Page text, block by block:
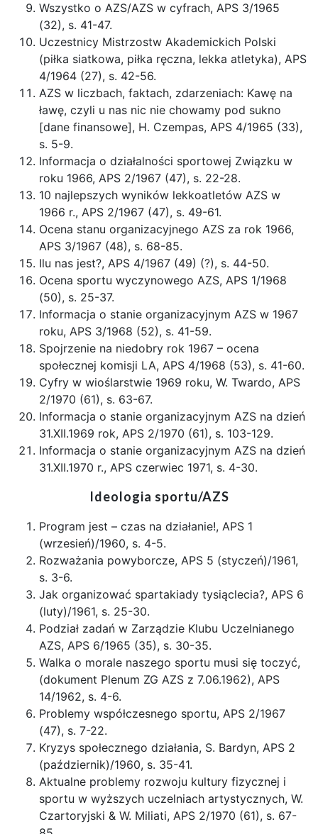
Wszystko o AZS/AZS w cyfrach, APS 3/1965
(32), s. 41-47.
Uczestnicy Mistrzostw Akademickich Polski
(piłka siatkowa, piłka ręczna, lekka atletyka), APS
4/1964 (27), s. 42-56.
AZS w liczbach, faktach, zdarzeniach: Kawę na
ławę, czyli u nas nic nie chowamy pod sukno
[dane finansowe], H. Czempas, APS 4/1965 (33),
s. 5-9.
Informacja o działalności sportowej Związku w
roku 1966, APS 2/1967 (47), s. 22-28.
10 najlepszych wyników lekkoatletów AZS w
1966 r., APS 2/1967 (47), s. 49-61.
Ocena stanu organizacyjnego AZS za rok 1966,
APS 3/1967 (48), s. 68-85.
Ilu nas jest?, APS 4/1967 (49) (?), s. 44-50.
Ocena sportu wyczynowego AZS, APS 1/1968
(50), s. 25-37.
Informacja o stanie organizacyjnym AZS w 1967
roku, APS 3/1968 (52), s. 41-59.
Spojrzenie na niedobry rok 1967 – ocena
społecznej komisji LA, APS 4/1968 (53), s. 41-60.
Cyfry w wioślarstwie 1969 roku, W. Twardo, APS
2/1970 (61), s. 63-67.
Informacja o stanie organizacyjnym AZS na dzień
31.XII.1969 rok, APS 2/1970 (61), s. 103-129.
Informacja o stanie organizacyjnym AZS na dzień
31.XII.1970 r., APS czerwiec 1971, s. 4-30.
Ideologia sportu/AZS
Program jest – czas na działanie!, APS 1
(wrzesień)/1960, s. 4-5.
Rozważania powyborcze, APS 5 (styczeń)/1961,
s. 3-6.
Jak organizować spartakiady tysiąclecia?, APS 6
(luty)/1961, s. 25-30.
Podział zadań w Zarządzie Klubu Uczelnianego
AZS, APS 6/1965 (35), s. 30-35.
Walka o morale naszego sportu musi się toczyć,
(dokument Plenum ZG AZS z 7.06.1962), APS
14/1962, s. 4-6.
Problemy współczesnego sportu, APS 2/1967
(47), s. 7-22.
Kryzys społecznego działania, S. Bardyn, APS 2
(październik)/1960, s. 35-41.
Aktualne problemy rozwoju kultury fizycznej i
sportu w wyższych uczelniach artystycznych, W.
Czartoryjski & W. Miliati, APS 2/1970 (61), s. 67-